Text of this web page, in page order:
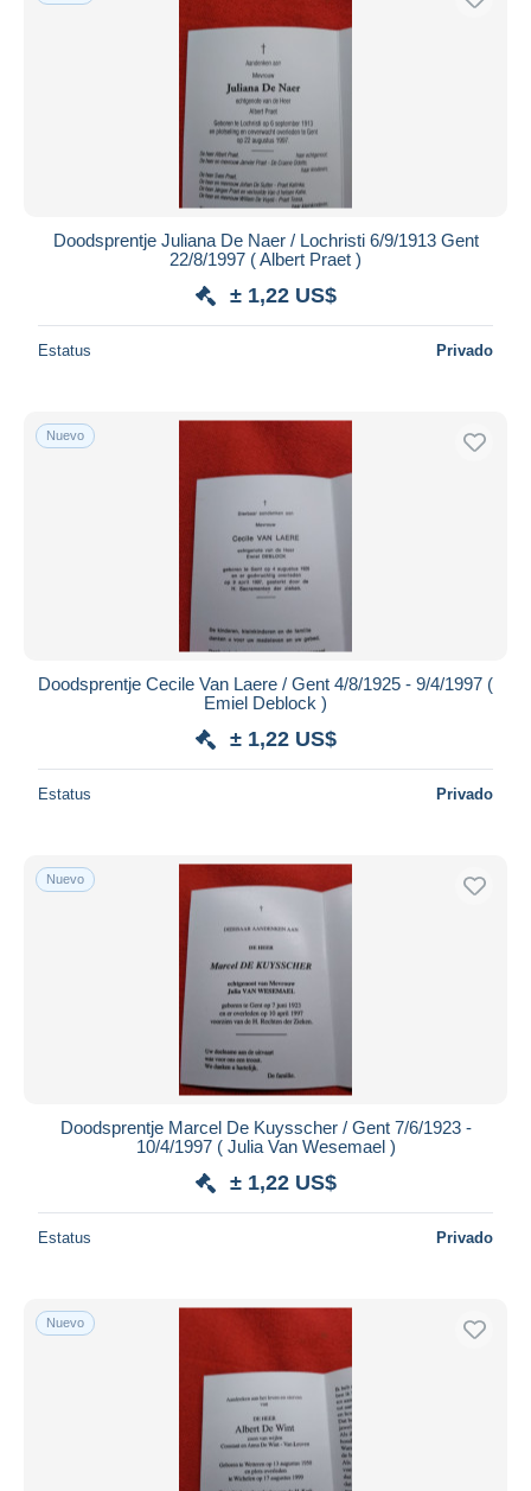
Doodsprentje Juliana De Naer / Lochristi 6/9/1913 Gent
22/8/1997 ( Albert Praet )
± 1,22 US$
Estatus Privado
Nuevo
Doodsprentje Cecile Van Laere / Gent 4/8/1925 - 9/4/1997 (
Emiel Deblock )
± 1,22 US$
Estatus Privado
Nuevo
Doodsprentje Marcel De Kuysscher / Gent 7/6/1923 -
10/4/1997 ( Julia Van Wesemael )
± 1,22 US$
Estatus Privado
Nuevo